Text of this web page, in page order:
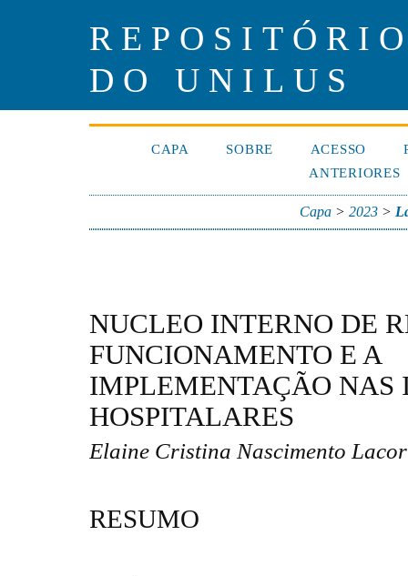
DO UNILUS
CAPA SOBRE ACESSO
ANTERIORES
Capa >2023 >
NUCLEO INTERNO DE
FUNCIONAMENTO E A
IMPLEMENTAÇÃO NAS
HOSPITALARES
Elaine Cristina Nascimento
RESUMO